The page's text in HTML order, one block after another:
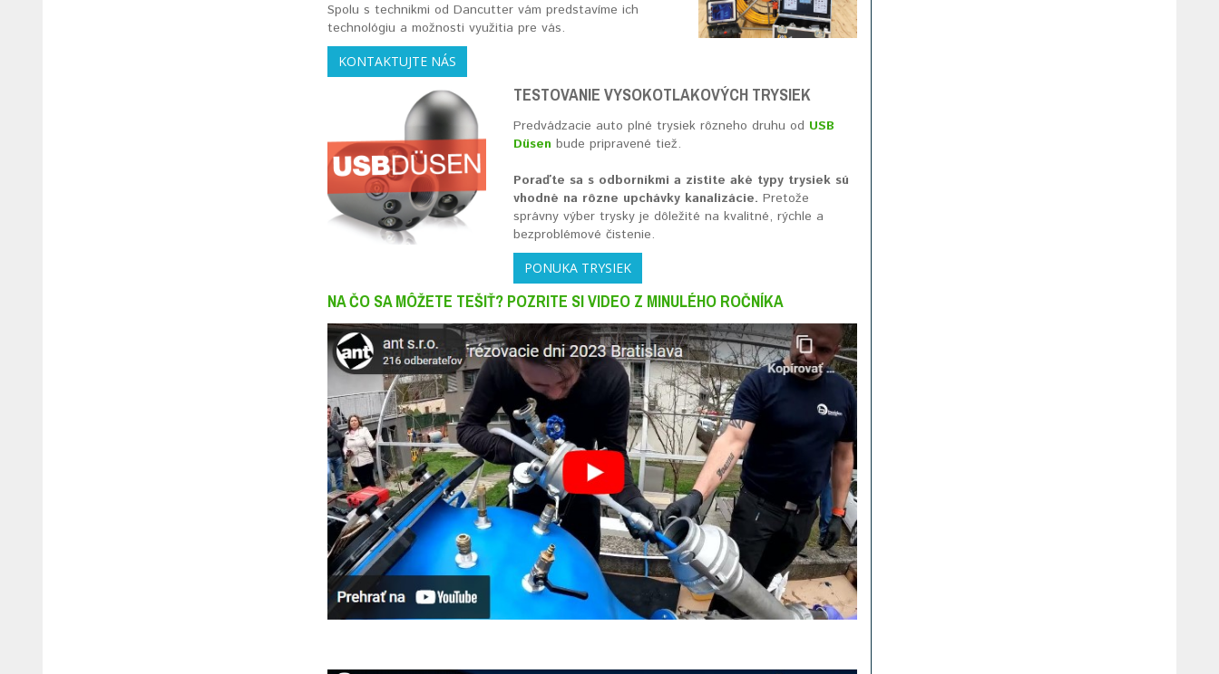
Spolu s technikmi od Dancutter vám predstavíme ich
technológiu a možnosti využitia pre vás.
KONTAKTUJTE NÁS
TESTOVANIE VYSOKOTLAKOVÝCH TRYSIEK
Predvádzacie auto plné trysiek rôzneho druhu od USB
Düsen bude pripravené tiež.
Poraďte sa s odborníkmi a zistite aké typy trysiek sú
vhodné na rôzne upchávky kanalizácie. Pretože
správny výber trysky je dôležité na kvalitné, rýchle a
bezproblémové čistenie.
PONUKA TRYSIEK
NA ČO SA MÔŽETE TEŠIŤ? POZRITE SI VIDEO Z MINULÉHO ROČNÍKA